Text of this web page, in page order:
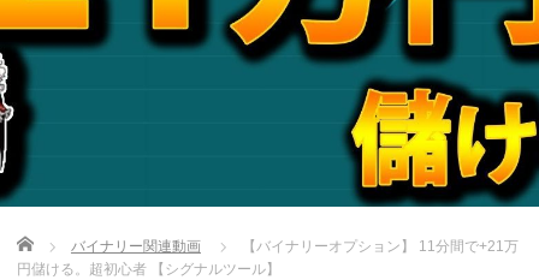
Home バイナリー関連動画
【バイナリーオプション】 11分間で+21万
円儲ける。超初心者 【シグナルツール】